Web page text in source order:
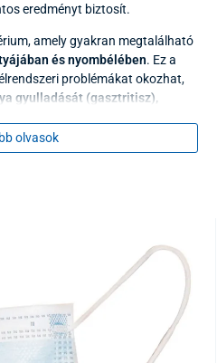
eredményt biztosít.
amely gyakran megtalálható
és nyombélében. Ez a
problémákat okozhat,
gyulladását (gasztritisz),
tünetei
hányás
olvasok